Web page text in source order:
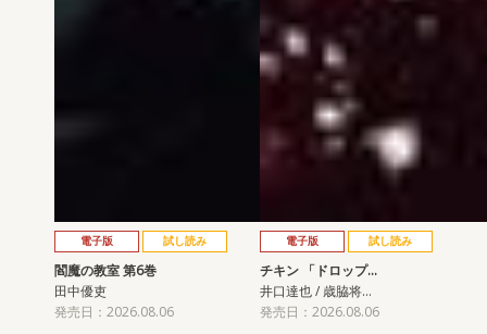
電子版 試し読み
閻魔の教室 第6巻
田中優吏
発売日：2026.08.06
電子版 試し読み
チキン 「ドロップ…
井口達也 / 歳脇将…
発売日：2026.08.06